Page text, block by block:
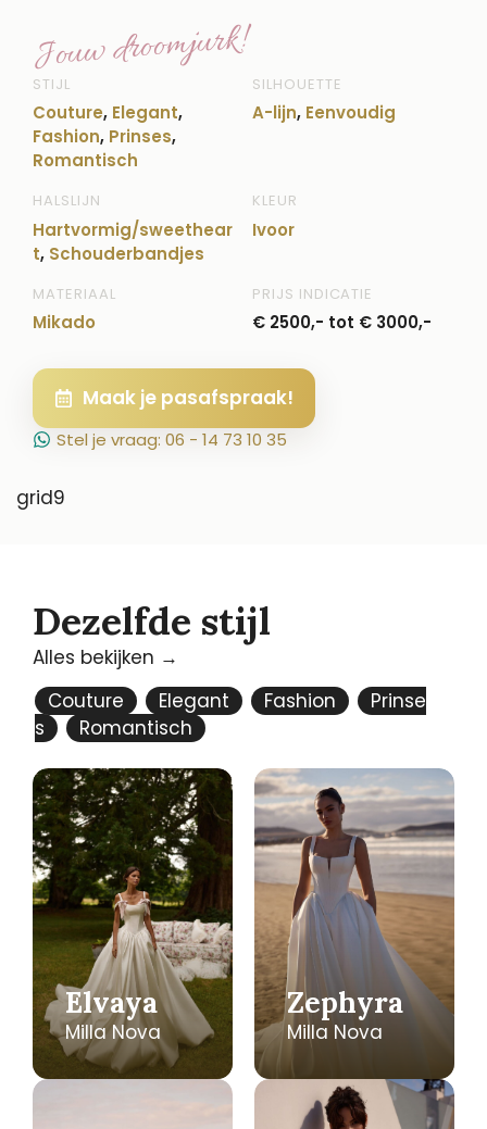
Jouw droomjurk!
STIJL
Couture, Elegant,
Fashion, Prinses,
Romantisch
SILHOUETTE
A-lijn, Eenvoudig
HALSLIJN
Hartvormig/sweethear
t, Schouderbandjes
KLEUR
Ivoor
MATERIAAL
Mikado
PRIJS INDICATIE
€ 2500,- tot € 3000,-
Maak je pasafspraak!
Stel je vraag: 06 - 14 73 10 35
grid9
Dezelfde stijl
Alles bekijken →
Couture
Elegant Fashion
Prinse
s
Romantisch
Elvaya
Milla Nova
Zephyra
Milla Nova